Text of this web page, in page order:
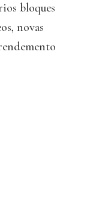
bloques
novas